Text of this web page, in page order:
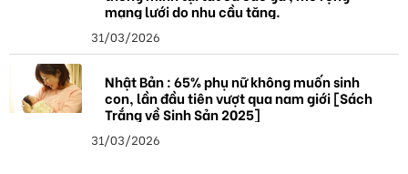
mạng lưới do nhu cầu tăng.
31/03/2026
Nhật Bản : 65% phụ nữ không muốn sinh
con, lần đầu tiên vượt qua nam giới [Sách
Trắng về Sinh Sản 2025]
31/03/2026